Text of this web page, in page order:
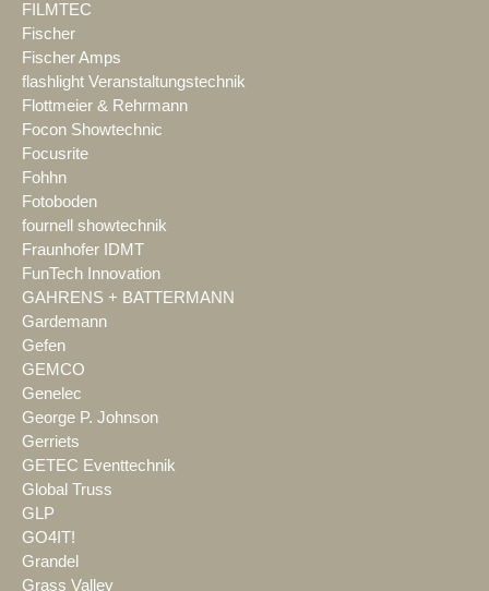
FILMTEC
Fischer
Fischer Amps
flashlight Veranstaltungstechnik
Flottmeier & Rehrmann
Focon Showtechnic
Focusrite
Fohhn
Fotoboden
fournell showtechnik
Fraunhofer IDMT
FunTech Innovation
GAHRENS + BATTERMANN
Gardemann
Gefen
GEMCO
Genelec
George P. Johnson
Gerriets
GETEC Eventtechnik
Global Truss
GLP
GO4IT!
Grandel
Grass Valley